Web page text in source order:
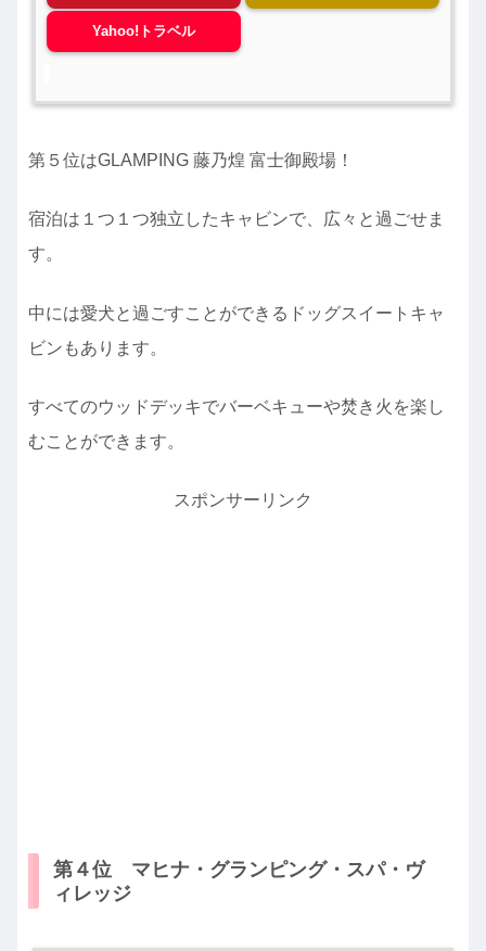
Yahoo!トラベル
第５位はGLAMPING 藤乃煌 富士御殿場！
宿泊は１つ１つ独立したキャビンで、広々と過ごせま
す。
中には愛犬と過ごすことができるドッグスイートキャ
ビンもあります。
すべてのウッドデッキでバーベキューや焚き火を楽し
むことができます。
スポンサーリンク
第４位 マヒナ・グランピング・スパ・ヴ
ィレッジ